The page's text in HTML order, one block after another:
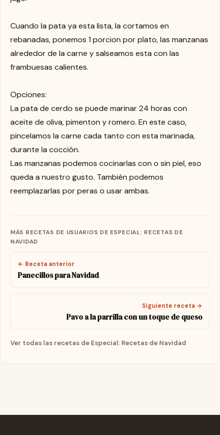
Cuando la pata ya esta lista, la cortamos en
rebanadas, ponemos 1 porcion por plato, las manzanas
alrededor de la carne y salseamos esta con las
frambuesas calientes.
Opciones:
La pata de cerdo se puede marinar 24 horas con
aceite de oliva, pimenton y romero. En este caso,
pincelamos la carne cada tanto con esta marinada,
durante la cocción.
Las manzanas podemos cocinarlas con o sin piel, eso
queda a nuestro gusto. También podemos
reemplazarlas por peras o usar ambas.
MÁS RECETAS DE USUARIOS DE ESPECIAL: RECETAS DE
NAVIDAD
← Receta anterior
Panecillos para Navidad
Siguiente receta →
Pavo a la parrilla con un toque de queso
Ver todas las recetas de Especial: Recetas de Navidad